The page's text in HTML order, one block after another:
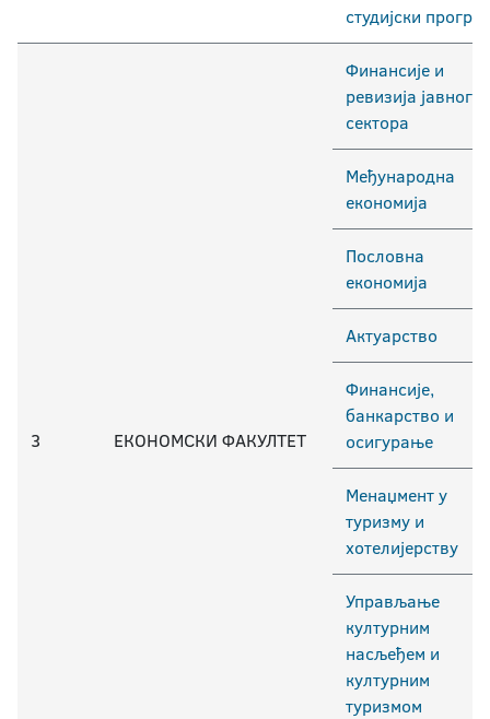
студијски
3 ЕКОНОМСКИ ФАКУЛТЕТ
Финансије и
ревизија јавног
сектора
Међународна
економија
Пословна
економија
Актуарство
Финансије,
банкарство и
осигурање
Менаџмент у
туризму и
хотелијерству
Управљање
културним
насљеђем и
културним
туризмом